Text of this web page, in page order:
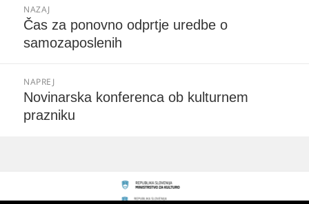
prispevka
NAZAJ
Prejšnji
prispevek:
Čas za ponovno odprtje uredbe o
samozaposlenih
NAPREJ
Naslednji
prispevek:
Novinarska konferenca ob kulturnem
prazniku